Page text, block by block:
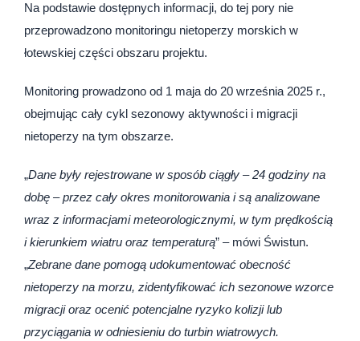
Na podstawie dostępnych informacji, do tej pory nie
przeprowadzono monitoringu nietoperzy morskich w
łotewskiej części obszaru projektu.
Monitoring prowadzono od 1 maja do 20 września 2025 r.,
obejmując cały cykl sezonowy aktywności i migracji
nietoperzy na tym obszarze.
„Dane były rejestrowane w sposób ciągły – 24 godziny na
dobę – przez cały okres monitorowania i są analizowane
wraz z informacjami meteorologicznymi, w tym prędkością
i kierunkiem wiatru oraz temperaturą” – mówi Świstun.
„Zebrane dane pomogą udokumentować obecność
nietoperzy na morzu, zidentyfikować ich sezonowe wzorce
migracji oraz ocenić potencjalne ryzyko kolizji lub
przyciągania w odniesieniu do turbin wiatrowych.